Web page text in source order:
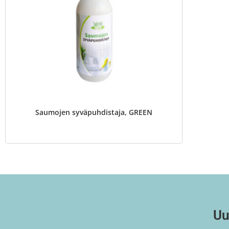
Saumojen syväpuhdistaja, GREEN